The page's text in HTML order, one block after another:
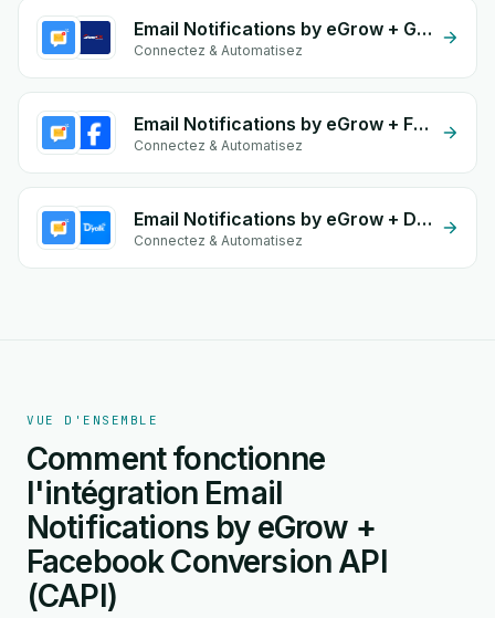
Email Notifications by eGrow + Guepex Delivery
Connectez & Automatisez
Email Notifications by eGrow + Facebook Commerce
Connectez & Automatisez
Email Notifications by eGrow + DirDyalk
Connectez & Automatisez
VUE D'ENSEMBLE
Comment fonctionne
l'intégration Email
Notifications by eGrow +
Facebook Conversion API
(CAPI)